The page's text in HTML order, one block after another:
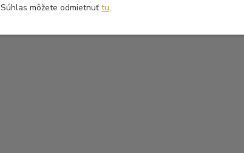
Súhlas môžete odmietnuť tu.